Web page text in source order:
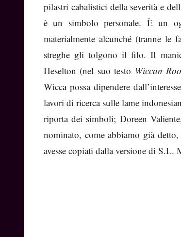
pilastri cabalistici della severità e
è un simbolo personale. È un
materialmente alcunché (tranne le
streghe gli tolgono il filo. Il
Heselton (nel suo testo Wiccan
Wicca possa dipendere
lavori di ricerca sulle lame
riporta dei simboli; Doreen
nominato, come abbiamo già
avesse copiati dalla versione di S.L.